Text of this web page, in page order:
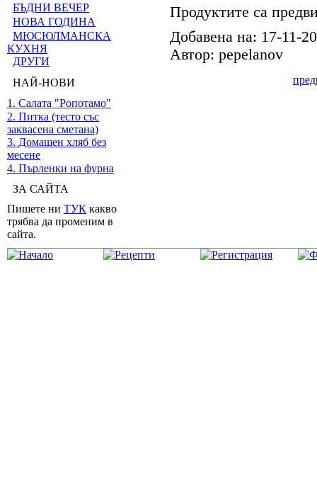
БЪДНИ ВЕЧЕР
НОВА ГОДИНА
МЮСЮЛМАНСКА
КУХНЯ
ДРУГИ
НАЙ-НОВИ
1. Салата "Ропотамо"
2. Питка (тесто със
заквасена сметана)
3. Домашен хляб без
месене
4. Пърленки на фурна
ЗА САЙТА
Пишете ни ТУК какво
трябва да променим в
сайта.
Продуктите са
Добавена на: 17-11-
Автор: pepelanov